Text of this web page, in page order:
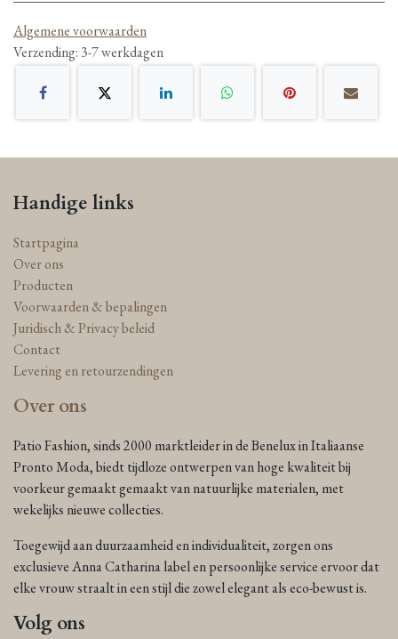
Algemene voorwaarden
Verzending: 3-7 werkdagen
Handige links
Startpagina
Over ons
Producten
Voorwaarden & bepalingen
Juridisch & Privacy beleid
Contact
Levering en retourzendingen
Over ons
Patio Fashion, sinds 2000 marktleider in de Benelux in Italiaanse
Pronto Moda, biedt tijdloze ontwerpen van hoge kwaliteit bij
voorkeur gemaakt gemaakt van natuurlijke materialen, met
wekelijks nieuwe collecties.
Toegewijd aan duurzaamheid en individualiteit, zorgen ons
exclusieve Anna Catharina label en persoonlijke service ervoor dat
elke vrouw straalt in een stijl die zowel elegant als eco-bewust is.
Volg ons